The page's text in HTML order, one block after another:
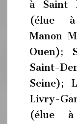
à Saint
(élue à
Manon
Ouen);
Saint-
Seine);
Livry-
(élue